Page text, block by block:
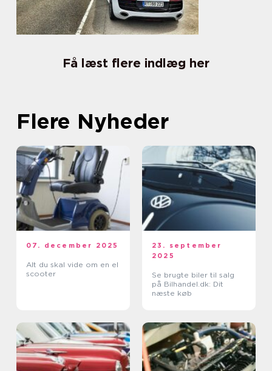
Få læst flere indlæg her
Flere Nyheder
07. december 2025
Alt du skal vide om en el
scooter
23. september
2025
Se brugte biler til salg
på Bilhandel.dk: Dit
næste køb